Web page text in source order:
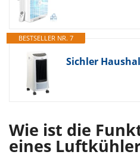
BESTSELLER NR. 7
Wie ist die
eines